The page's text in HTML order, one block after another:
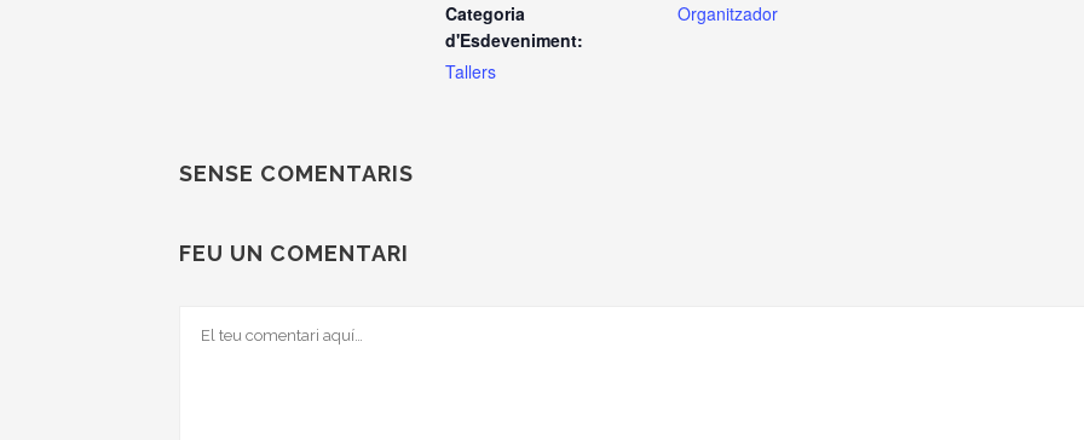
Categoria
d'Esdeveniment:
Tallers
Organitzador
SENSE COMENTARIS
FEU UN COMENTARI